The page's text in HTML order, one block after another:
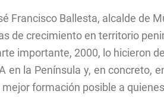
Francisco Ballesta, alcalde de
de crecimiento en territorio
importante, 2000, lo hicieron
en la Península y, en
formación posible a